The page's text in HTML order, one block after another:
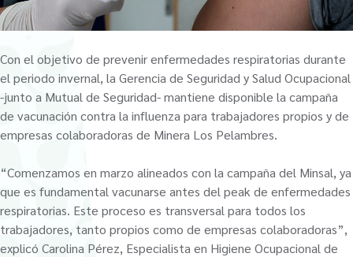
Con el objetivo de prevenir enfermedades respiratorias durante
el periodo invernal, la Gerencia de Seguridad y Salud Ocupacional
-junto a Mutual de Seguridad- mantiene disponible la campaña
de vacunación contra la influenza para trabajadores propios y de
empresas colaboradoras de Minera Los Pelambres.
“Comenzamos en marzo alineados con la campaña del Minsal, ya
que es fundamental vacunarse antes del peak de enfermedades
respiratorias. Este proceso es transversal para todos los
trabajadores, tanto propios como de empresas colaboradoras”,
explicó Carolina Pérez, Especialista en Higiene Ocupacional de